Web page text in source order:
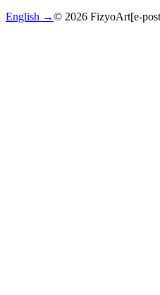
English →© 2026 FizyoArt[e-